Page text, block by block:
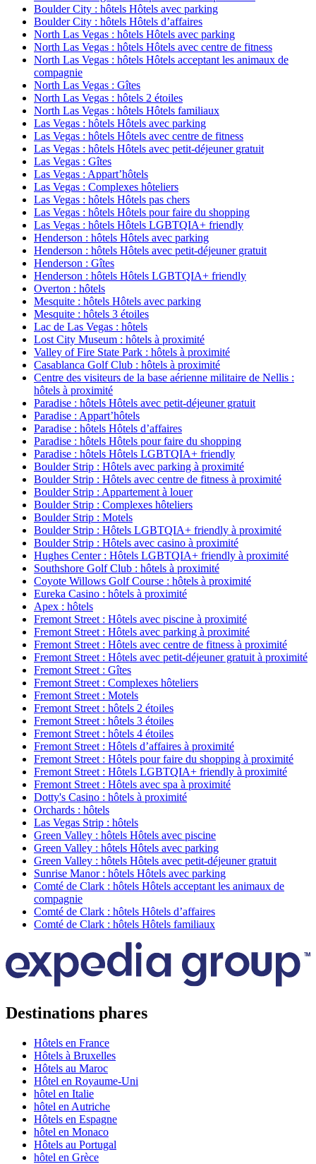
Boulder City : hôtels Hôtels avec parking
Boulder City : hôtels Hôtels d’affaires
North Las Vegas : hôtels Hôtels avec parking
North Las Vegas : hôtels Hôtels avec centre de fitness
North Las Vegas : hôtels Hôtels acceptant les animaux de
compagnie
North Las Vegas : Gîtes
North Las Vegas : hôtels 2 étoiles
North Las Vegas : hôtels Hôtels familiaux
Las Vegas : hôtels Hôtels avec parking
Las Vegas : hôtels Hôtels avec centre de fitness
Las Vegas : hôtels Hôtels avec petit-déjeuner gratuit
Las Vegas : Gîtes
Las Vegas : Appart’hôtels
Las Vegas : Complexes hôteliers
Las Vegas : hôtels Hôtels pas chers
Las Vegas : hôtels Hôtels pour faire du shopping
Las Vegas : hôtels Hôtels LGBTQIA+ friendly
Henderson : hôtels Hôtels avec parking
Henderson : hôtels Hôtels avec petit-déjeuner gratuit
Henderson : Gîtes
Henderson : hôtels Hôtels LGBTQIA+ friendly
Overton : hôtels
Mesquite : hôtels Hôtels avec parking
Mesquite : hôtels 3 étoiles
Lac de Las Vegas : hôtels
Lost City Museum : hôtels à proximité
Valley of Fire State Park : hôtels à proximité
Casablanca Golf Club : hôtels à proximité
Centre des visiteurs de la base aérienne militaire de Nellis :
hôtels à proximité
Paradise : hôtels Hôtels avec petit-déjeuner gratuit
Paradise : Appart’hôtels
Paradise : hôtels Hôtels d’affaires
Paradise : hôtels Hôtels pour faire du shopping
Paradise : hôtels Hôtels LGBTQIA+ friendly
Boulder Strip : Hôtels avec parking à proximité
Boulder Strip : Hôtels avec centre de fitness à proximité
Boulder Strip : Appartement à louer
Boulder Strip : Complexes hôteliers
Boulder Strip : Motels
Boulder Strip : Hôtels LGBTQIA+ friendly à proximité
Boulder Strip : Hôtels avec casino à proximité
Hughes Center : Hôtels LGBTQIA+ friendly à proximité
Southshore Golf Club : hôtels à proximité
Coyote Willows Golf Course : hôtels à proximité
Eureka Casino : hôtels à proximité
Apex : hôtels
Fremont Street : Hôtels avec piscine à proximité
Fremont Street : Hôtels avec parking à proximité
Fremont Street : Hôtels avec centre de fitness à proximité
Fremont Street : Hôtels avec petit-déjeuner gratuit à proximité
Fremont Street : Gîtes
Fremont Street : Complexes hôteliers
Fremont Street : Motels
Fremont Street : hôtels 2 étoiles
Fremont Street : hôtels 3 étoiles
Fremont Street : hôtels 4 étoiles
Fremont Street : Hôtels d’affaires à proximité
Fremont Street : Hôtels pour faire du shopping à proximité
Fremont Street : Hôtels LGBTQIA+ friendly à proximité
Fremont Street : Hôtels avec spa à proximité
Dotty's Casino : hôtels à proximité
Orchards : hôtels
Las Vegas Strip : hôtels
Green Valley : hôtels Hôtels avec piscine
Green Valley : hôtels Hôtels avec parking
Green Valley : hôtels Hôtels avec petit-déjeuner gratuit
Sunrise Manor : hôtels Hôtels avec parking
Comté de Clark : hôtels Hôtels acceptant les animaux de
compagnie
Comté de Clark : hôtels Hôtels d’affaires
Comté de Clark : hôtels Hôtels familiaux
Destinations phares
Hôtels en France
Hôtels à Bruxelles
Hôtels au Maroc
Hôtel en Royaume-Uni
hôtel en Italie
hôtel en Autriche
Hôtels en Espagne
hôtel en Monaco
Hôtels au Portugal
hôtel en Grèce